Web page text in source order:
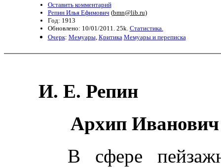
Оставить комментарий
Репин Илья Ефимович (bmn@lib.ru)
Год: 1913
Обновлено: 10/01/2011. 25k. Статистика.
Очерк: Мемуары, Критика Мемуары и переписка
И. Е. Репин
Архип
В сфере